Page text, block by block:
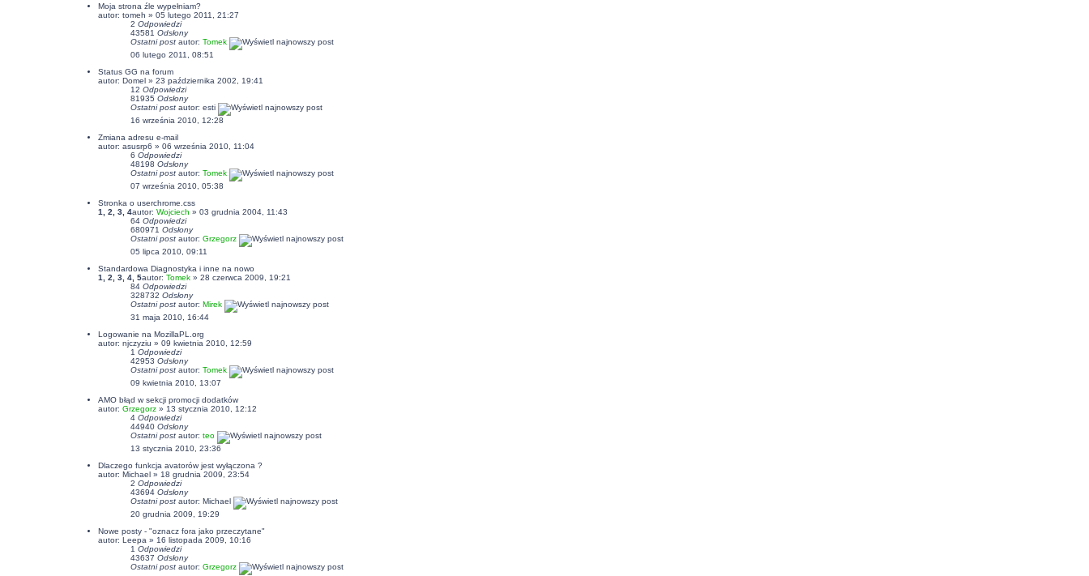
Moja strona źle wypełniam?
autor: tomeh » 05 lutego 2011, 21:27
2 Odpowiedzi
43581 Odsłony
Ostatni post autor: Tomek
06 lutego 2011, 08:51
Status GG na forum
autor: Domel» 23 października 2002, 19:41
12 Odpowiedzi
81935 Odsłony
Ostatni post autor: esti
16 września 2010, 12:28
Zmiana adresu e-mail
autor: asusrp6 » 06 września 2010, 11:04
6 Odpowiedzi
48198 Odsłony
Ostatni post autor: Tomek
07 września 2010, 05:38
Stronka o userchrome.css
1
2 3, 4autor: Wojciech » 03 grudnia 2004, 11:43
64 Odpowiedzi
680971 Odsłony
Ostatni post autor: Grzegorz
05 lipca 2010, 09:11
Standardowa Diagnostyka i inne na nowo
1
2 3, 4, 5autor: Tomek» 28 czerwca 2009, 19:21
84 Odpowiedzi
328732 Odsłony
Ostatni post autor: Mirek
31 maja 2010, 16:44
Logowanie na MozillaPL.org
autor: njczyziu » 09 kwietnia 2010, 12:59
1 Odpowiedzi
42953 Odsłony
Ostatni post autor: Tomek
09 kwietnia 2010, 13:07
AMO błąd w sekcji promocji dodatków
autor: Grzegorz» 13 stycznia 2010, 12:12
4 Odpowiedzi
44940 Odsłony
Ostatni post autor: teo
13 stycznia 2010, 23:36
Dlaczego funkcja avatorów jest wyłączona ?
autor: Michael» 18 grudnia 2009, 23:54
2 Odpowiedzi
43694 Odsłony
Ostatni post autor: Michael
20 grudnia 2009, 19:29
Nowe posty - "oznacz fora jako przeczytane"
autor: Leepa » 16 listopada 2009, 10:16
1 Odpowiedzi
43637 Odsłony
Ostatni post autor: Grzegorz